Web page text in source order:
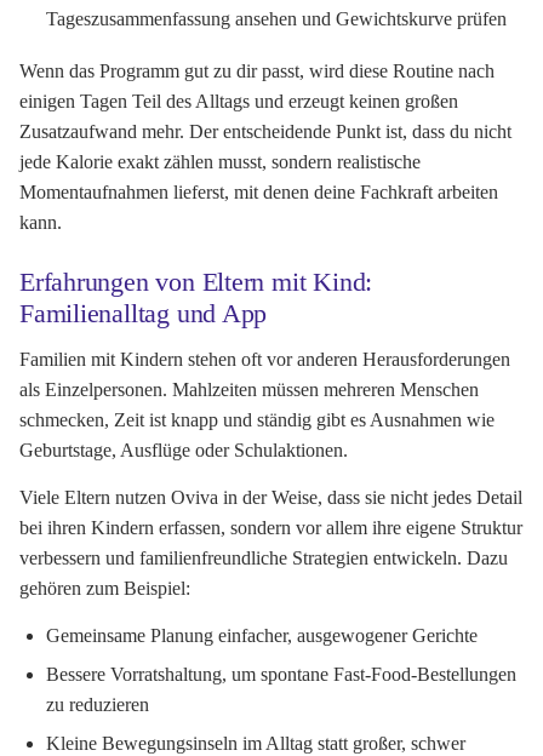
Tageszusammenfassung ansehen und Gewichtskurve prüfen
Wenn das Programm gut zu dir passt, wird diese Routine nach
einigen Tagen Teil des Alltags und erzeugt keinen großen
Zusatzaufwand mehr. Der entscheidende Punkt ist, dass du nicht
jede Kalorie exakt zählen musst, sondern realistische
Momentaufnahmen lieferst, mit denen deine Fachkraft arbeiten
kann.
Erfahrungen von Eltern mit Kind:
Familienalltag und App
Familien mit Kindern stehen oft vor anderen Herausforderungen
als Einzelpersonen. Mahlzeiten müssen mehreren Menschen
schmecken, Zeit ist knapp und ständig gibt es Ausnahmen wie
Geburtstage, Ausflüge oder Schulaktionen.
Viele Eltern nutzen Oviva in der Weise, dass sie nicht jedes Detail
bei ihren Kindern erfassen, sondern vor allem ihre eigene Struktur
verbessern und familienfreundliche Strategien entwickeln. Dazu
gehören zum Beispiel:
Gemeinsame Planung einfacher, ausgewogener Gerichte
Bessere Vorratshaltung, um spontane Fast-Food-Bestellungen
zu reduzieren
Kleine Bewegungsinseln im Alltag statt großer, schwer